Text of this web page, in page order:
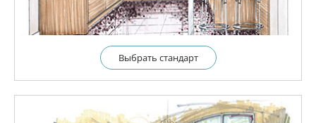
Выбрать cтандарт